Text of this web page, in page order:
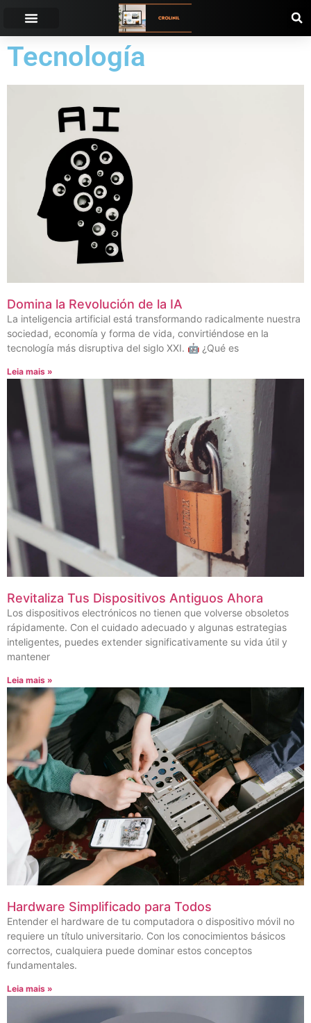
Tecnología
Domina la Revolución de la IA
La inteligencia artificial está transformando radicalmente nuestra
sociedad, economía y forma de vida, convirtiéndose en la
tecnología más disruptiva del siglo XXI. 🤖 ¿Qué es
Leia mais »
Revitaliza Tus Dispositivos Antiguos Ahora
Los dispositivos electrónicos no tienen que volverse obsoletos
rápidamente. Con el cuidado adecuado y algunas estrategias
inteligentes, puedes extender significativamente su vida útil y
mantener
Leia mais »
Hardware Simplificado para Todos
Entender el hardware de tu computadora o dispositivo móvil no
requiere un título universitario. Con los conocimientos básicos
correctos, cualquiera puede dominar estos conceptos
fundamentales.
Leia mais »